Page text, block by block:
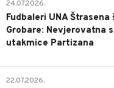
24.07.2026.
Fudbaleri UNA
Grobare: Nevjerovatna
utakmice Partizana
22.07.2026.